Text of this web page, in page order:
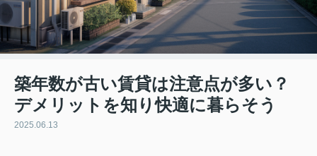
築年数が古い賃貸は注意点が多い？
デメリットを知り快適に暮らそう
2025.06.13